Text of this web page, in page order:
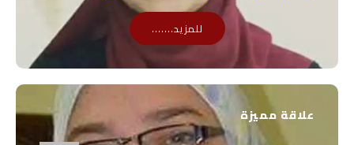
للمزيد.......
علاقة مميزة